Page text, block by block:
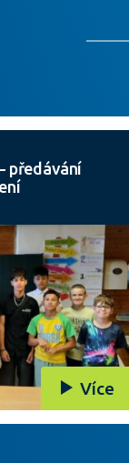
předávání
Více